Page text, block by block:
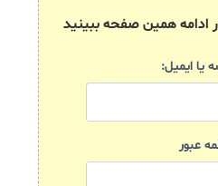
ادامه همین صفحه ببینید
یا ایمیل:
عبور